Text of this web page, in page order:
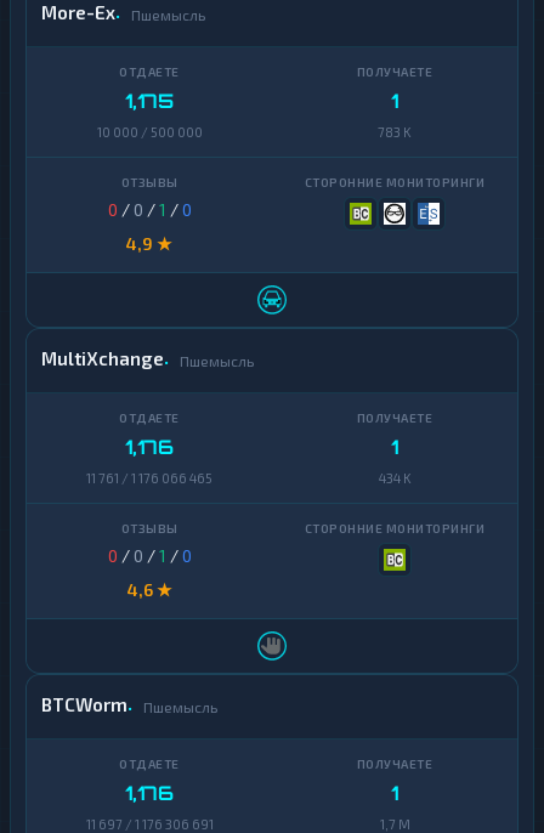
More-Ex Пшемысль
1,175
10 000 / 500 000
1
783 K
0 / 0 /1 /0
4,9 ★
MultiXchange Пшемысль
1,176
11 761 / 1 176 066 465
1
434 K
0 / 0 /1 /0
4,6 ★
BTCWorm Пшемысль
1,176
11 697 / 1 176 306 691
1
1,7 M